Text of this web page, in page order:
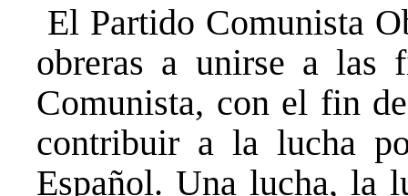
El Partido Comunista
obreras a unirse a las
Comunista, con el fin
contribuir a la lucha
Español. Una lucha, la